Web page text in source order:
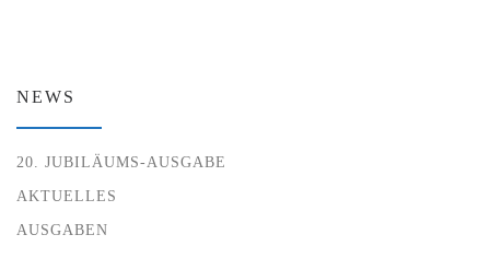
NEWS
20. JUBILÄUMS-AUSGABE
AKTUELLES
AUSGABEN